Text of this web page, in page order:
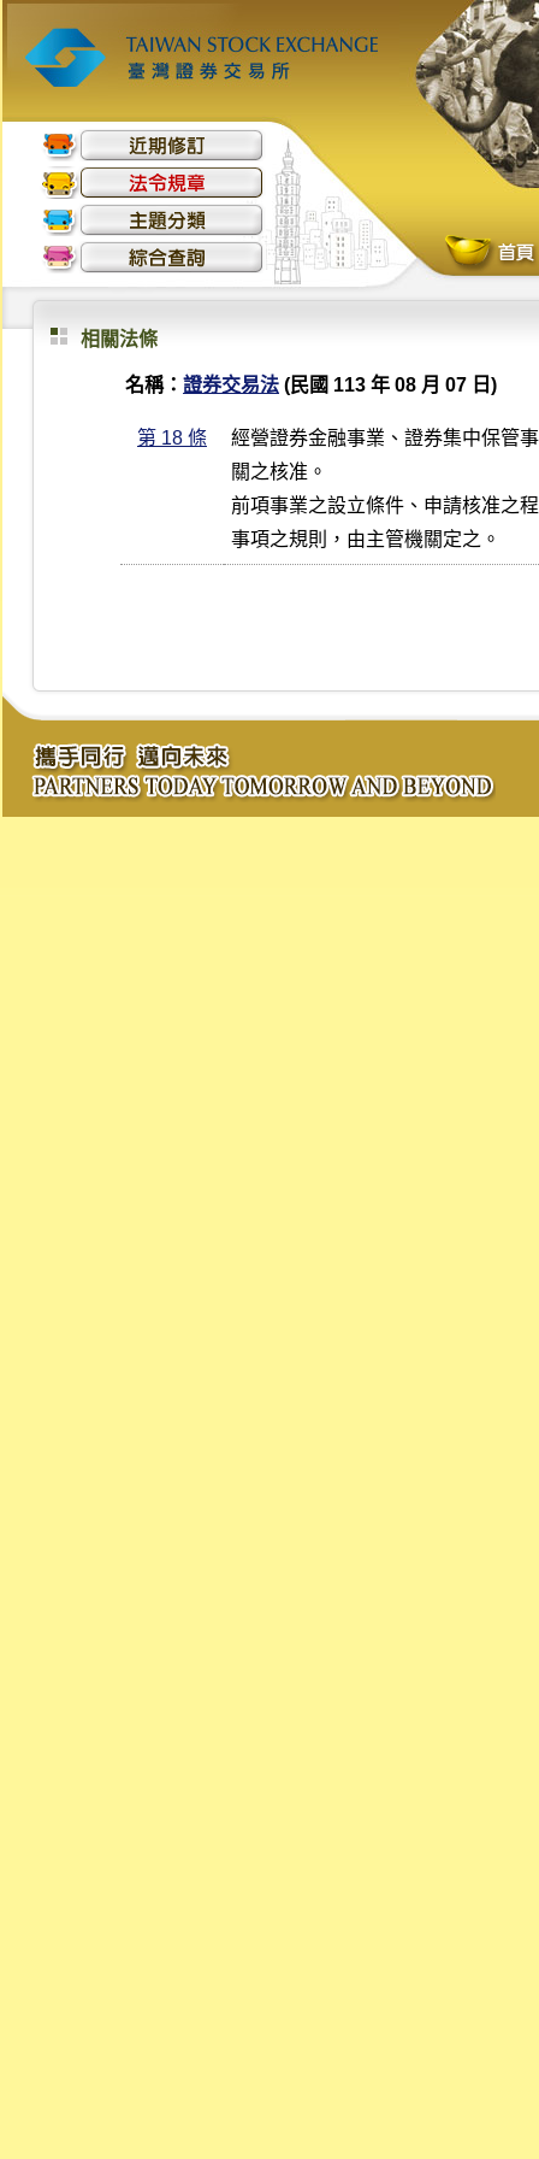
相關法條
名稱： 證券交易法 (民國 113 年 08 月 07 日)
第 18 條
經營證券金融事業、證券集中保管
關之核准。
前項事業之設立條件、申請核准之
事項之規則，由主管機關定之。